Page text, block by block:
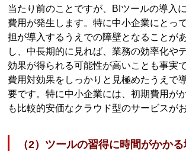
当たり前のことですが、BIツールの導入
費用が発生します。特に中小企業にとっ
担が導入するうえでの障壁となることが
し、中長期的に見れば、業務の効率化や
効果が得られる可能性が高いことも事実
費用対効果をしっかりと見極めたうえで
要です。特に中小企業には、初期費用が
も比較的安価なクラウド型のサービスが
（2）ツールの習得に時間がかか